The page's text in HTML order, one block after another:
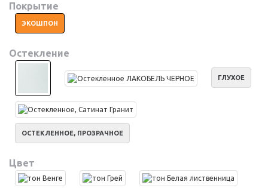
Покрытие
ЭКОШПОН
Остекление
ГЛУХОЕ
ОСТЕКЛЕННОЕ, ПРОЗРАЧНОЕ
Цвет